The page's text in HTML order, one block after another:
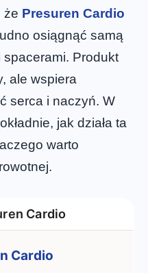
że Presuren Cardio
osiągnąć samą
Produkt
ale wspiera
serca i naczyń. W
jak działa ta
warto
Cardio
Cardio